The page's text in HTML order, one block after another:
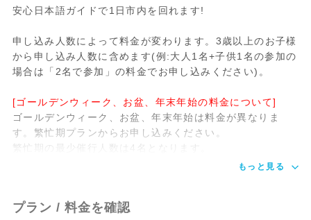
安心日本語ガイドで1日市内を回れます!
申し込み人数によって料金が変わります。3歳以上のお子様
から申し込み人数に含めます(例:大人1名+子供1名の参加の
場合は「2名で参加」の料金でお申し込みください)。
[ゴールデンウィーク、お盆、年末年始の料金について]
ゴールデンウィーク、お盆、年末年始は料金が異なりま
す。繁忙期プランからお申し込みください。
繁忙期の最少催行人数は4名となります。
もっと見る
プラン / 料金を確認